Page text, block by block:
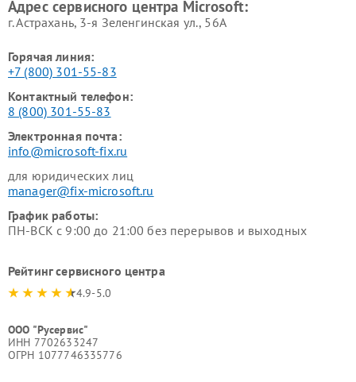
Адрес сервисного центра Microsoft:
г. Астрахань, 3-я Зеленгинская ул., 56А
Горячая линия:
+7 (800) 301-55-83
Контактный телефон:
8 (800) 301-55-83
Электронная почта:
info@microsoft-fix.ru
для юридических лиц
manager@fix-microsoft.ru
График работы:
ПН-ВСК с 9:00 до 21:00 без перерывов и выходных
Рейтинг сервисного центра
4.9-5.0
ООО "Русервис"
ИНН 7702633247
ОГРН 1077746335776